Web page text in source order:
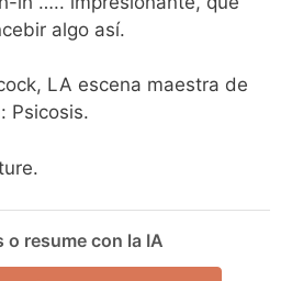
algo así.
LA escena maestra de
Psicosis.
o resume con la IA